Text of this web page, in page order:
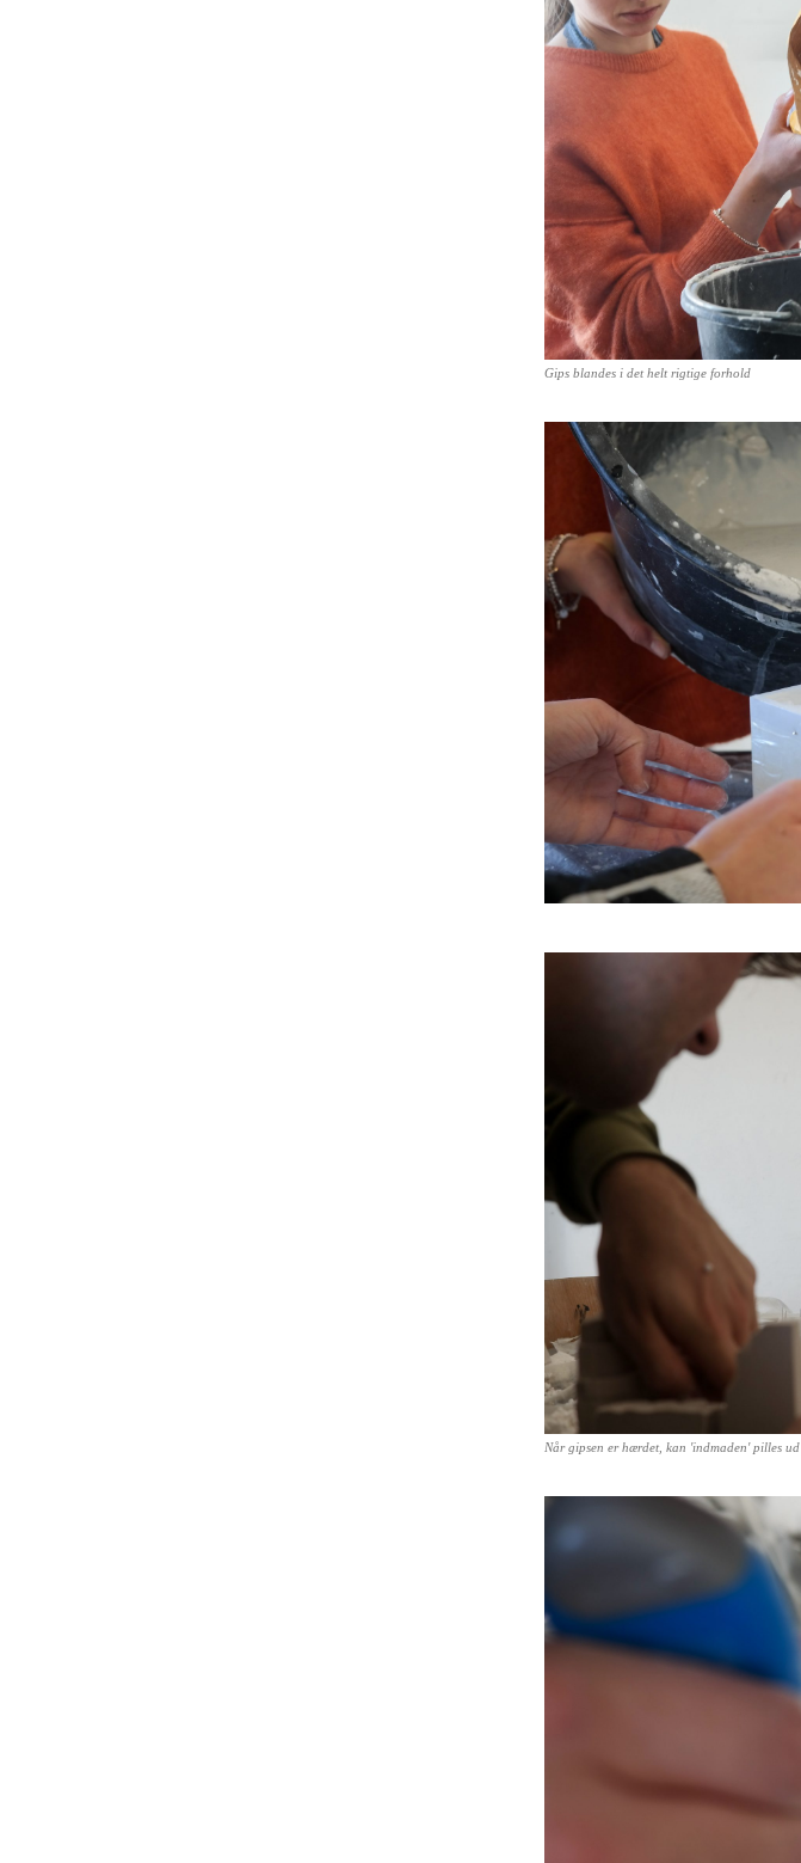
Gips blandes i det helt rigtige forhold
Når gipsen er hærdet, kan 'indmaden' pilles ud